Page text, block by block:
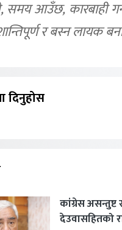
समय आउँछ, कारबाही
र बस्न लायक
दिनुहोस
कांग्रेस
देउवासहितको